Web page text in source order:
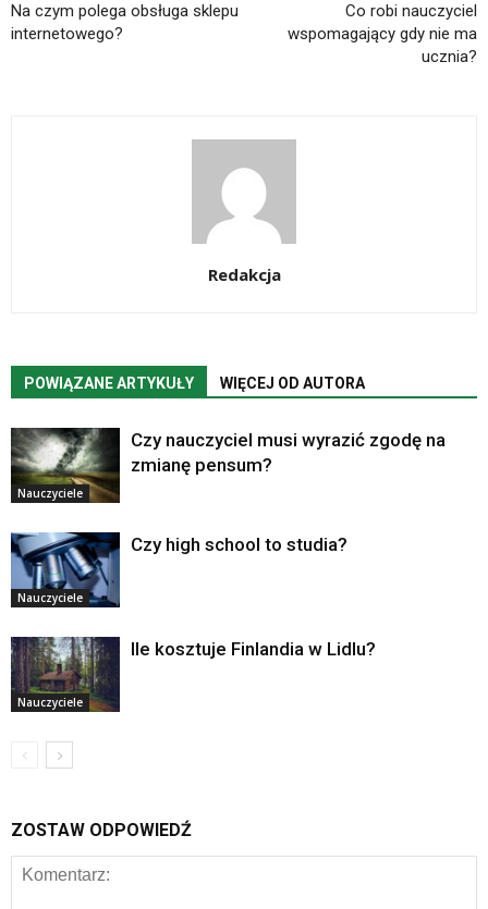
Na czym polega obsługa sklepu
internetowego?
Co robi nauczyciel
wspomagający gdy nie ma
ucznia?
Redakcja
POWIĄZANE ARTYKUŁY WIĘCEJ OD AUTORA
Nauczyciele
Czy nauczyciel musi wyrazić zgodę na
zmianę pensum?
Nauczyciele
Czy high school to studia?
Nauczyciele
Ile kosztuje Finlandia w Lidlu?
ZOSTAW ODPOWIEDŹ